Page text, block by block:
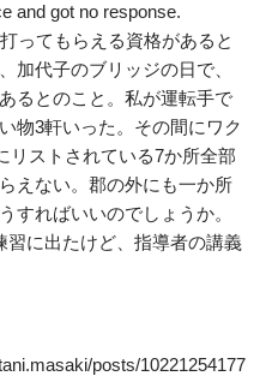
and got no response.
ってもらえる資格があると
加代子のブリッジの日で、
るとのこと。私が運転手で
物3軒いった。その間にワク
リストされている7か所全部
えない。郡の外にも一か所
すればいいのでしょうか。
習に出たけど、指導者の講義
posts/10221254177